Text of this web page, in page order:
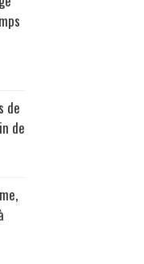
de
de